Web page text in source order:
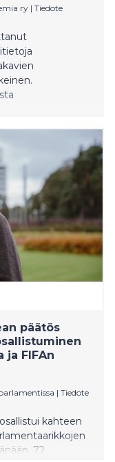
ry | Tiedote
päätös
ja FIFAn
| Tiedote
kahteen
72